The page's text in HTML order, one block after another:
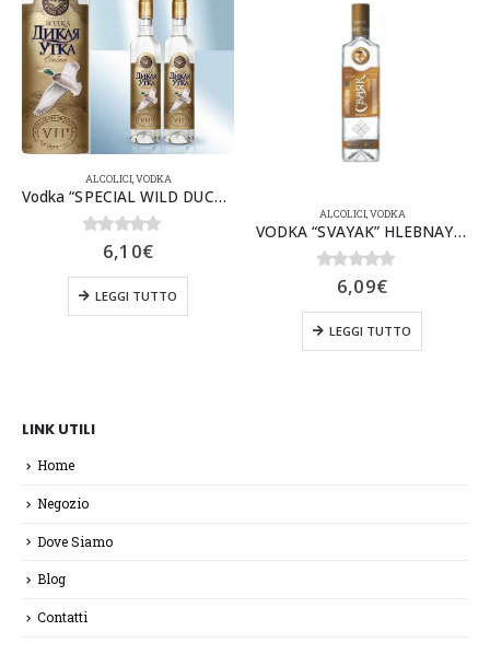
ALCOLICI,VODKA
Vodka “SPECIAL WILD DUCK VIP” 40% 500mlx6pz
Su 5
6,10€
LEGGI TUTTO
ALCOLICI,VODKA
VODKA “SVAYAK” HLEBNAYA 40% 0,5lx16
Su 5
6,09€
LEGGI TUTTO
LINK UTILI
Home
Negozio
Dove Siamo
Blog
Contatti